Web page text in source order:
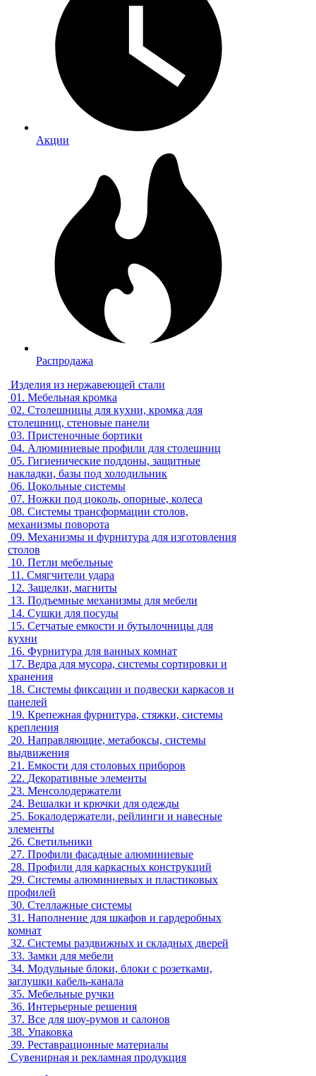
Акции
Распродажа
Изделия из нержавеющей стали
01. Мебельная кромка
02. Столешницы для кухни, кромка для
столешниц, стеновые панели
03. Пристеночные бортики
04. Алюминиевые профили для столешниц
05. Гигиенические поддоны, защитные
накладки, базы под холодильник
06. Цокольные системы
07. Ножки под цоколь, опорные, колеса
08. Системы трансформации столов,
механизмы поворота
09. Механизмы и фурнитура для изготовления
столов
10. Петли мебельные
11. Смягчители удара
12. Защелки, магниты
13. Подъемные механизмы для мебели
14. Сушки для посуды
15. Сетчатые емкости и бутылочницы для
кухни
16. Фурнитура для ванных комнат
17. Ведра для мусора, системы сортировки и
хранения
18. Системы фиксации и подвески каркасов и
панелей
19. Крепежная фурнитура, стяжки, системы
крепления
20. Направляющие, метабоксы, системы
выдвижения
21. Емкости для столовых приборов
22. Декоративные элементы
23. Менсолодержатели
24. Вешалки и крючки для одежды
25. Бокалодержатели, рейлинги и навесные
элементы
26. Светильники
27. Профили фасадные алюминиевые
28. Профили для каркасных конструкций
29. Системы алюминиевых и пластиковых
профилей
30. Стеллажные системы
31. Наполнение для шкафов и гардеробных
комнат
32. Системы раздвижных и складных дверей
33. Замки для мебели
34. Модульные блоки, блоки с розетками,
заглушки кабель-канала
35. Мебельные ручки
36. Интерьерные решения
37. Все для шоу-румов и салонов
38. Упаковка
39. Реставрационные материалы
Сувенирная и рекламная продукция